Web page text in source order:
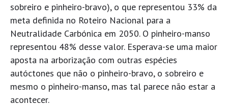
sobreiro e pinheiro-bravo), o que representou 33% da
meta definida no Roteiro Nacional para a
Neutralidade Carbónica em 2050. O pinheiro-manso
representou 48% desse valor. Esperava-se uma maior
aposta na arborização com outras espécies
autóctones que não o pinheiro-bravo, o sobreiro e
mesmo o pinheiro-manso, mas tal parece não estar a
acontecer.